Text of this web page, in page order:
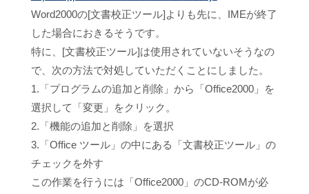
Word2000の[文書校正ツール]よりも先に、IMEが終了
した場合におきるそうです。
特に、[文書校正ツール]は使用されていないそうなの
で、次の方法で対処していただくことにしました。
1.「プログラムの追加と削除」から「Office2000」を
選択して「変更」をクリック。
2.「機能の追加と削除」を選択
3.「Office ツール」の中にある「文書校正ツール」の
チェックを外す
この作業を行うには「Office2000」のCD-ROMが必